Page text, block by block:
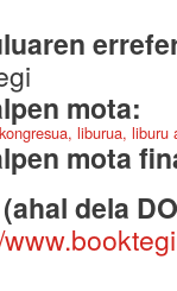
mota:
liburua,
mota
dela